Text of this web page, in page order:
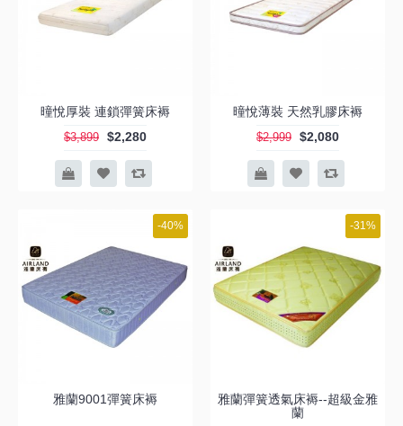
曈悅厚裝 連鎖彈簧床褥
$3,899 $2,280
曈悅薄裝 天然乳膠床褥
$2,999 $2,080
-40%
雅蘭9001彈簧床褥
-31%
雅蘭彈簧透氣床褥--超級金雅
蘭